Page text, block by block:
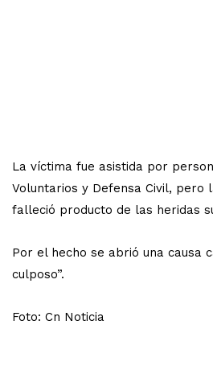
La víctima fue asistida por
Voluntarios y Defensa Civil, pero
falleció producto de las heridas
Por el hecho se abrió una causa
culposo”.
Foto: Cn Noticia